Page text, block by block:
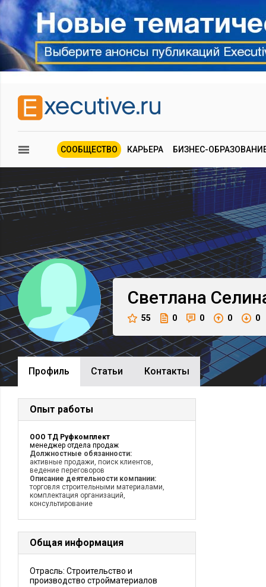
СООБЩЕСТВО КАРЬЕРА БИЗНЕС-
Светлана
55 0 0 0 0
Профиль Cтатьи Контакты
Опыт работы
ООО ТД Руфкомплект
менеджер отдела продаж
Должностные обязанности:
активные продажи, поиск клиентов,
ведение переговоров
Описание деятельности компании:
торговля строительными материалами,
комплектация организаций,
консультирование
Общая информация
Отрасль: Строительство и
производство стройматериалов